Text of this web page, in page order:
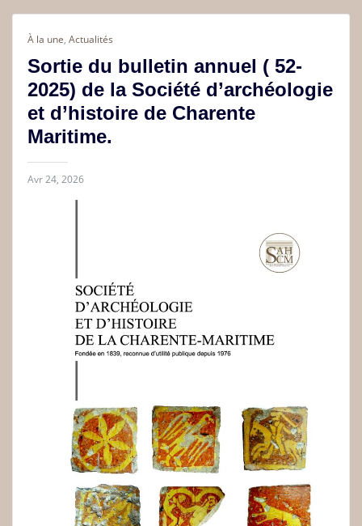
À la une, Actualités
Sortie du bulletin annuel ( 52-
2025) de la Société d’archéologie
et d’histoire de Charente
Maritime.
Avr 24, 2026